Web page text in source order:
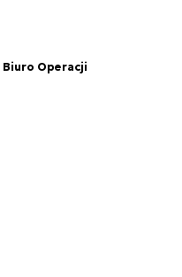
Biuro Operacji